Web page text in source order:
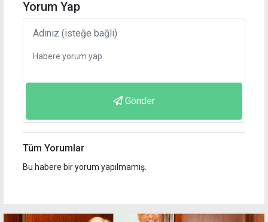
Yorum Yap
Gönder
Tüm Yorumlar
Bu habere bir yorum yapılmamış.